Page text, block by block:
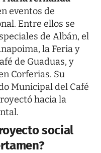
eventos de
Entre ellos se
de Albán, el
la Feria y
de Guaduas, y
Corferias. Su
Municipal del Café
hacia la
social